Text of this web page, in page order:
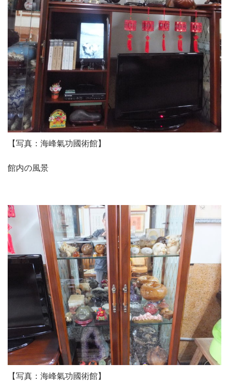
【写真：海峰氣功國術館】
館内の風景
【写真：海峰氣功國術館】